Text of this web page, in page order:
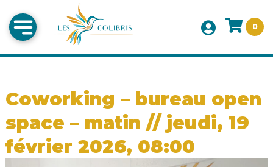
0
Coworking – bureau open
space – matin // jeudi, 19
février 2026, 08:00